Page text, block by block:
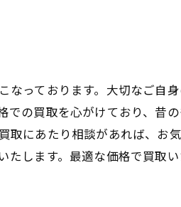
っております。大切なご自
の買取を心がけており、昔
にあたり相談があれば、お
します。最適な価格で買取